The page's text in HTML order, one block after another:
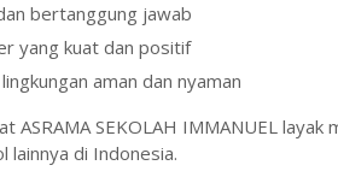
bertanggung jawab
yang kuat dan positif
aman dan nyaman
ASRAMA SEKOLAH IMMANUEL
lainnya di Indonesia.